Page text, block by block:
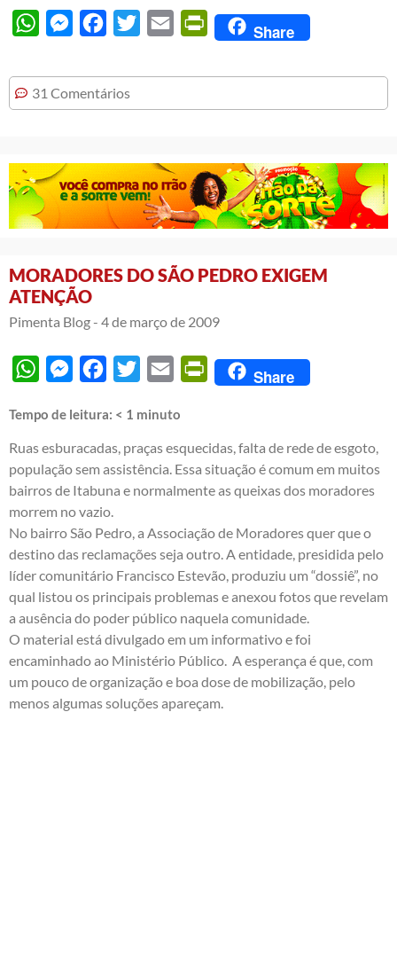
WhatsAppMessengerFacebook
Twitter Email PrintFriendly
Share
31 Comentários
MORADORES DO SÃO PEDRO EXIGEM
ATENÇÃO
Pimenta Blog - 4 de março de 2009
WhatsAppMessengerFacebook
Twitter Email PrintFriendly
Share
Tempo de leitura: < 1 minuto
Ruas esburacadas, praças esquecidas, falta de rede de esgoto,
população sem assistência. Essa situação é comum em muitos
bairros de Itabuna e normalmente as queixas dos moradores
morrem no vazio.
No bairro São Pedro, a Associação de Moradores quer que o
destino das reclamações seja outro. A entidade, presidida pelo
líder comunitário Francisco Estevão, produziu um “dossiê”, no
qual listou os principais problemas e anexou fotos que revelam
a ausência do poder público naquela comunidade.
O material está divulgado em um informativo e foi
encaminhado ao Ministério Público. A esperança é que, com
um pouco de organização e boa dose de mobilização, pelo
menos algumas soluções apareçam.